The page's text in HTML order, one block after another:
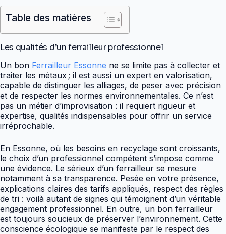
Table des matières
Les qualités d’un ferrailleur professionnel
Un bon Ferrailleur Essonne ne se limite pas à collecter et
traiter les métaux ; il est aussi un expert en valorisation,
capable de distinguer les alliages, de peser avec précision
et de respecter les normes environnementales. Ce n’est
pas un métier d’improvisation : il requiert rigueur et
expertise, qualités indispensables pour offrir un service
irréprochable.
En Essonne, où les besoins en recyclage sont croissants,
le choix d’un professionnel compétent s’impose comme
une évidence. Le sérieux d’un ferrailleur se mesure
notamment à sa transparence. Pesée en votre présence,
explications claires des tarifs appliqués, respect des règles
de tri : voilà autant de signes qui témoignent d’un véritable
engagement professionnel. En outre, un bon ferrailleur
est toujours soucieux de préserver l’environnement. Cette
conscience écologique se manifeste par le respect des